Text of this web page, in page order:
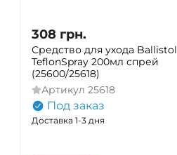
308 грн.
Средство для ухода Ballistol
TeflonSpray 200мл спрей
(25600/25618)
Артикул 25618
Под заказ
Доставка 1-3 дня